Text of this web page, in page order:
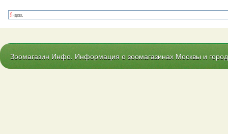
Зоомагазин Инфо. Информация о зоомагазинах Москвы и